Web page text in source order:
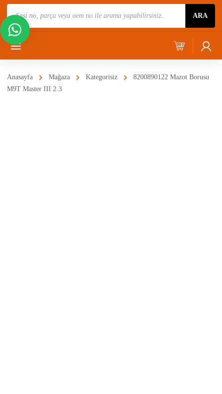
Ara
ARA
Anasayfa Mağaza Kategorisiz
8200890122 Mazot Borusu
M9T Master III 2.3